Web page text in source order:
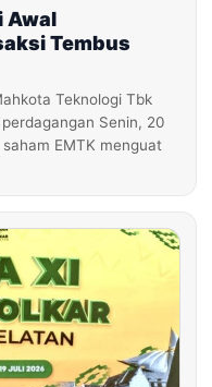
Awal
Tembus
Teknologi Tbk
Senin, 20
EMTK menguat